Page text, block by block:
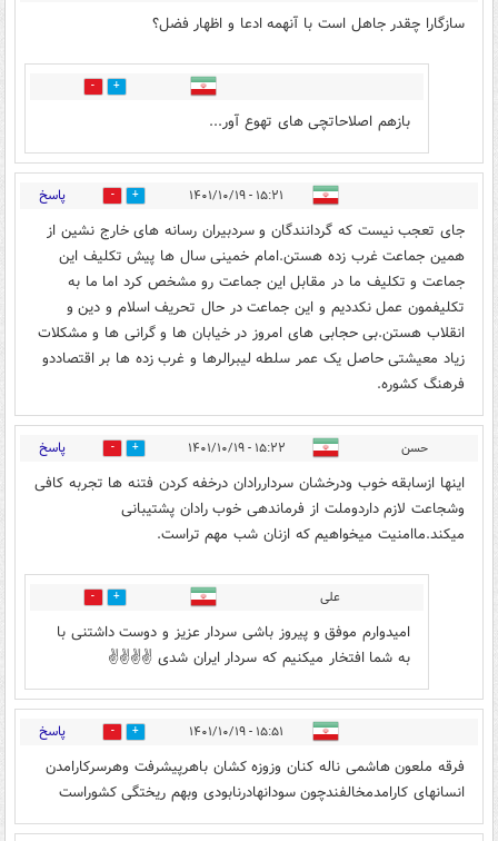
سازگارا چقدر جاهل است با آنهمه ادعا و اظهار فضل؟
0
بازهم اصلاحاتچی های تهوع آور...
۱۵:۲۱ - ۱۴۰۱/۱۰/۱۹ 18 پاسخ
جای تعجب نیست که گردانندگان و سردبیران رسانه های خارج نشین از
همین جماعت غرب زده هستن.امام خمینی سال ها پیش تکلیف این
جماعت و تکلیف ما در مقابل این جماعت رو مشخص کرد اما ما به
تکلیفمون عمل نکددیم و این جماعت در حال تحریف اسلام و دین و
انقلاب هستن.بی حجابی های امروز در خیابان ها و گرانی ها و مشکلات
زیاد معیشتی حاصل یک عمر سلطه لیبرالرها و غرب زده ها بر اقتصاددو
فرهنگ کشوره.
حسن ۱۵:۲۲ - ۱۴۰۱/۱۰/۱۹ 25 پاسخ
اینها ازسابقه خوب ودرخشان سرداررادان درخفه کردن فتنه ها تجربه کافی
وشجاعت لازم داردوملت از فرماندهی خوب رادان پشتیبانی
میکند.ماامنیت میخواهیم که ازنان شب مهم تراست.
علی 0
امیدوارم موفق و پیروز باشی سردار عزیز و دوست داشتنی با
به شما افتخار میکنیم که سردار ایران شدی ✌️✌️✌️✌️
۱۵:۵۱ - ۱۴۰۱/۱۰/۱۹ 31 پاسخ
فرقه ملعون هاشمی ناله کنان وزوزه کشان باهرپیشرفت وهرسرکارامدن
انسانهای کارامدمخالفندچون سودانهادرنابودی وبهم ریختگی کشوراست